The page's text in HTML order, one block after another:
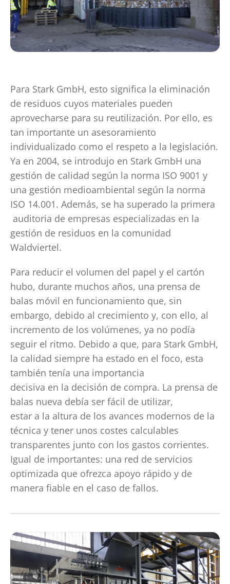
Para Stark GmbH, esto significa la eliminación
de residuos cuyos materiales pueden
aprovecharse para su reutilización. Por ello, es
tan importante un asesoramiento
individualizado como el respeto a la legislación.
Ya en 2004, se introdujo en Stark GmbH una
gestión de calidad según la norma ISO 9001 y
una gestión medioambiental según la norma
ISO 14.001. Además, se ha superado la primera
auditoria de empresas especializadas en la
gestión de residuos en la comunidad
Waldviertel.
Para reducir el volumen del papel y el cartón
hubo, durante muchos años, una prensa de
balas móvil en funcionamiento que, sin
embargo, debido al crecimiento y, con ello, al
incremento de los volúmenes, ya no podía
seguir el ritmo. Debido a que, para Stark GmbH,
la calidad siempre ha estado en el foco, esta
también tenía una importancia
decisiva en la decisión de compra. La prensa de
balas nueva debía ser fácil de utilizar,
estar a la altura de los avances modernos de la
técnica y tener unos costes calculables
transparentes junto con los gastos corrientes.
Igual de importantes: una red de servicios
optimizada que ofrezca apoyo rápido y de
manera fiable en el caso de fallos.